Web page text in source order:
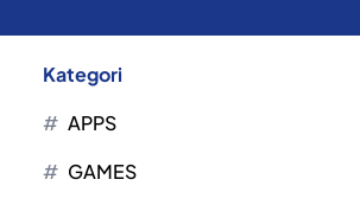
Kategori
APPS
GAMES